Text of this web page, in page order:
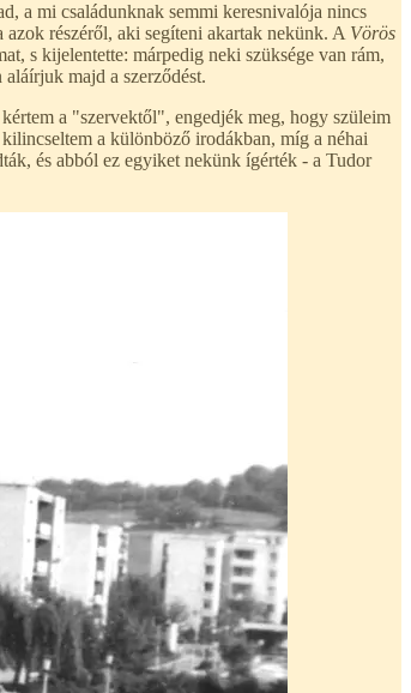
a mi családunknak semmi keresnivalója nincs
részéről, aki segíteni akartak nekünk. A Vörös
s kijelentette: márpedig neki szüksége van rám,
majd a szerződést.
a "szervektől", engedjék meg, hogy szüleim
a különböző irodákban, míg a néhai
és abból ez egyiket nekünk ígérték - a Tudor